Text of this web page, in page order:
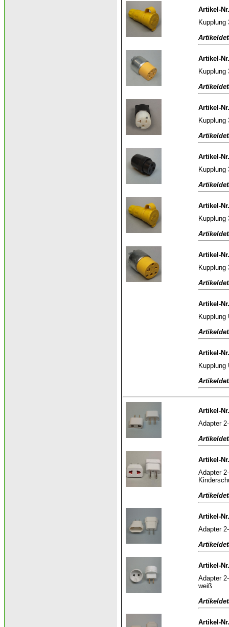
Artikel-
Kupplung
Artikel-
Kupplung
Artikel-
Kupplung
Artikel-
Kupplung
Artikel-
Kupplung
Artikel-
Kupplung
Artikel-
Kupplung
Artikel-
Kupplung
Artikel-
Adapter
Artikel-
Adapter
Artikel-
Adapter
Artikel-
Adapter
weiß
Artikel-